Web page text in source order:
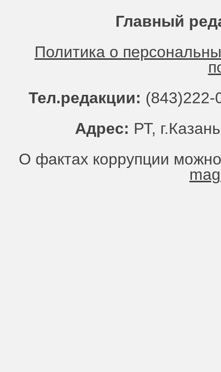
Главный
Политика о
Тел.редакции:
Адрес: РТ,
О фактах коррупции